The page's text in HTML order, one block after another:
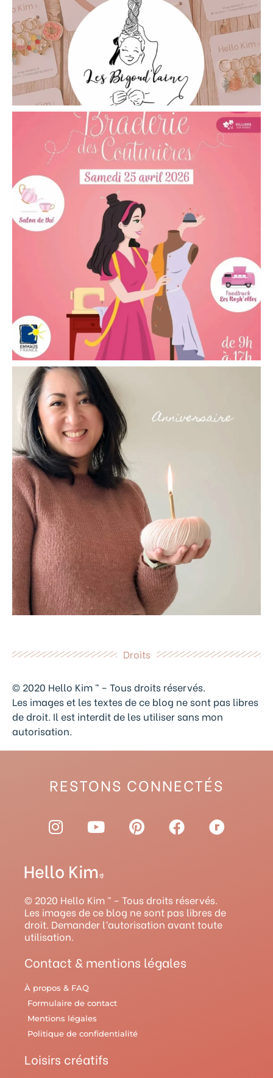
Droits
© 2020 Hello Kim ™ – Tous droits réservés.
Les images et les textes de ce blog ne sont pas libres
de droit. Il est interdit de les utiliser sans mon
autorisation.
RESTONS CONNECTÉS
I
n
t
a
g
r
a
m
Y
o
t
u
b
e
P
i
r
e
s
F
a
o
o
k
R
a
y
© 2020 Hello Kim ™ – Tous droits réservés.
Les images de ce blog ne sont pas libres de
droit. Demander l’autorisation avant toute
utilisation.
Contact & mentions légales
À propos & FAQ
Formulaire de contact
Mentions légales
Politique de confidentialité
Loisirs créatifs